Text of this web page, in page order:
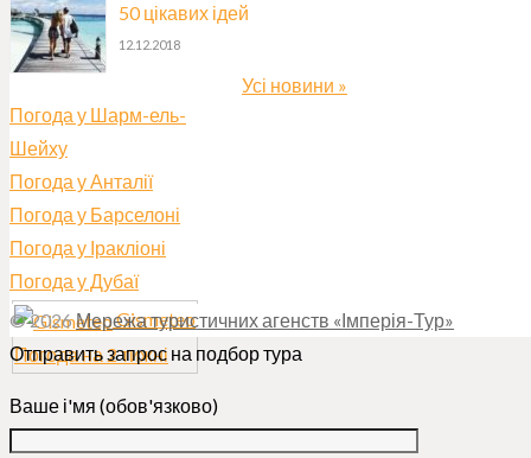
50 цікавих ідей
12.12.2018
Усі новини »
Погода у Шарм-ель-
Шейху
Погода у Анталії
Погода у Барселоні
Погода у Іракліоні
Погода у Дубаї
Gismeteo
Погода на 2 тижні
© 2026Мережа туристичних агенств «Імперія-Тур»
Отправить запрос на подбор тура
Ваше і'мя (обов'язково)